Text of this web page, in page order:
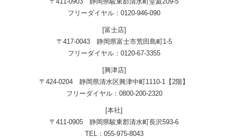
フリーダイヤル：0120-946-090
[富士店]
〒417-0043 静岡県富士市荒田島町1-5
フリーダイヤル：0120-67-3355
[興津店]
〒424-0204 静岡県清水区興津中町1110-1【2階】
フリーダイヤル：0800-200-2320
[本社]
〒411-0905 静岡県駿東郡清水町長沢593-6
TEL：055-975-8043